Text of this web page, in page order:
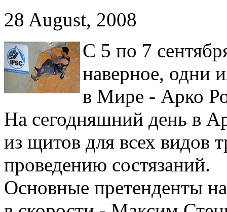
28 August, 2008
С 5 по 7
наверное, одни
в Мире - Арко
На сегодняшний день в
из щитов для всех видов
проведению состязаний.
Основные претенденты